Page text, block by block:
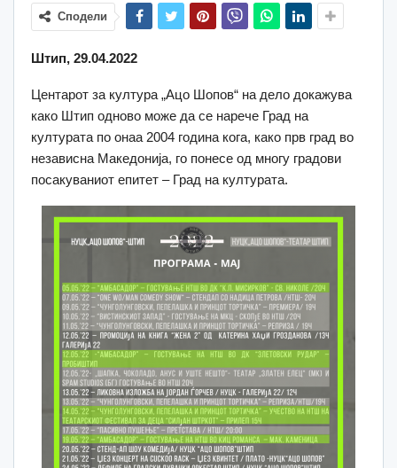
Сподели
Штип, 29.04.2022
Центарот за култура „Ацо Шопов“ на дело докажува
како Штип одново може да се нарече Град на
културата по онаа 2004 година кога, како прв град во
независна Македонија, го понесе од многу градови
посакуваниот епитет – Град на културата.